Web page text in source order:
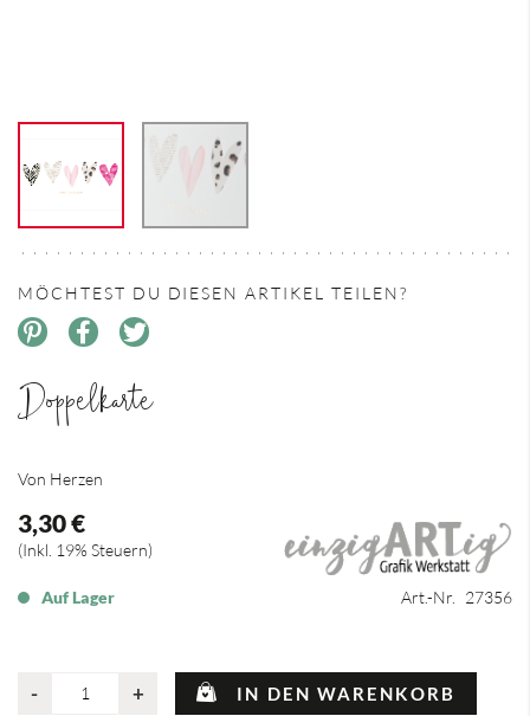
Doppelkarte
Von Herzen
3,30 €
Inkl. 19% Steuern
Auf Lager Art.-Nr. 27356
- + IN DEN WARENKORB
MÖCHTEST DU DIESEN ARTIKEL TEILEN?